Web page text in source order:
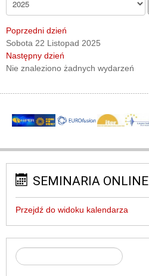
Poprzedni dzień
Sobota 22 Listopad 2025
Następny dzień
Nie znaleziono żadnych wydarzeń
SEMINARIA ONLINE
Przejdź do widoku kalendarza